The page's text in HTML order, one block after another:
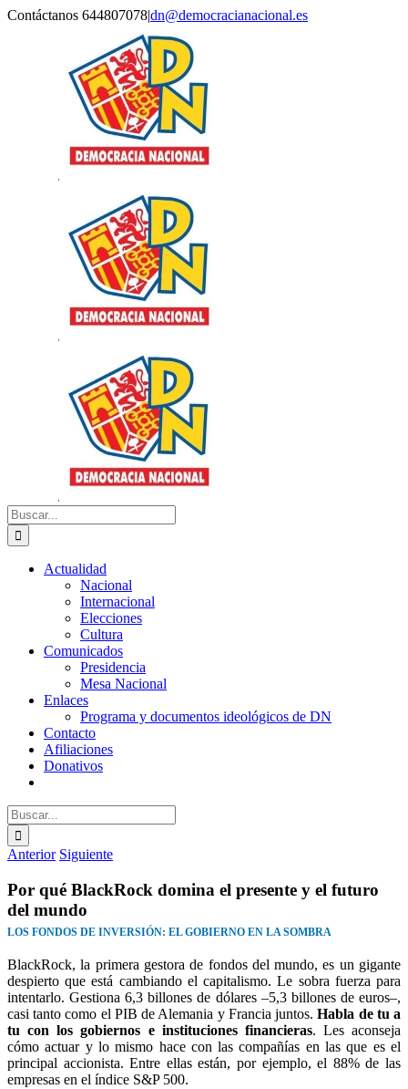
Saltar
Contáctanos 644807078|dn@democracianacional.es
Buscar:
Actualidad
Nacional
Internacional
Elecciones
Cultura
Comunicados
Presidencia
Mesa Nacional
Enlaces
Programa y documentos ideológicos de DN
Contacto
Afiliaciones
Donativos
Buscar:
Anterior Siguiente
Por qué BlackRock domina el presente y el futuro
del mundo
LOS FONDOS DE INVERSIÓN: EL GOBIERNO EN LA SOMBRA
BlackRock, la primera gestora de fondos del mundo, es un gigante
despierto que está cambiando el capitalismo. Le sobra fuerza para
intentarlo. Gestiona 6,3 billones de dólares –5,3 billones de euros–,
casi tanto como el PIB de Alemania y Francia juntos. Habla de tu a
tu con los gobiernos e instituciones financieras. Les aconseja
cómo actuar y lo mismo hace con las compañías en las que es el
principal accionista. Entre ellas están, por ejemplo, el 88% de las
empresas en el índice S&P 500.